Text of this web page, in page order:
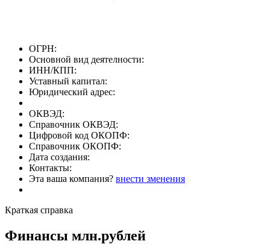
ОГРН:
Основной вид деятелности:
ИНН/КПП:
Уставный капитал:
Юридический адрес:
ОКВЭД:
Справочник ОКВЭД:
Цифровой код ОКОПФ:
Справочник ОКОПФ:
Дата создания:
Контакты:
Эта ваша компания? внести зменения
Краткая справка
Финансы млн.рублей